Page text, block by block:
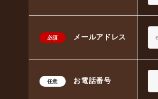
必須 メールアドレス
任意 お電話番号